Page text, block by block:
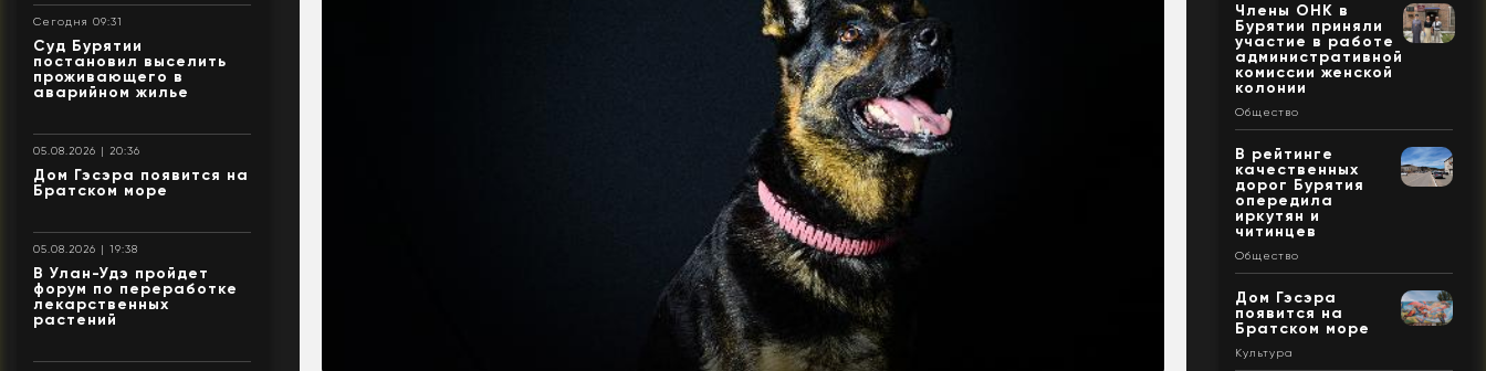
Сегодня 09:31
Суд Бурятии
постановил выселить
проживающего в
аварийном жилье
05.08.2026 | 20:36
Дом Гэсэра появится на
Братском море
05.08.2026 | 19:38
В Улан-Удэ пройдет
форум по переработке
лекарственных
растений
Члены ОНК в
Бурятии приняли
участие в работе
административной
комиссии женской
колонии
Общество
В рейтинге
качественных
дорог Бурятия
опередила
иркутян и
читинцев
Общество
Дом Гэсэра
появится на
Братском море
Культура